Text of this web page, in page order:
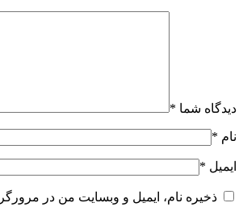
دیدگاه شما *
نام *
ایمیل *
ذخیره نام، ایمیل و وبسایت من در